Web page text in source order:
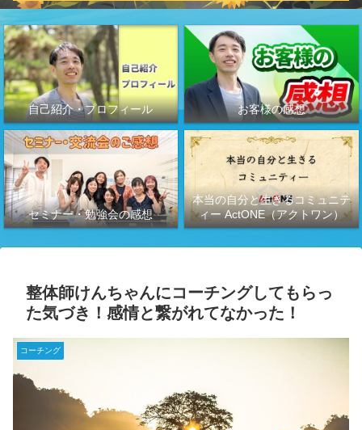
自己紹介・プロフィール お客様の感想
セミナー・勉強会の感想
本当の自分と生きるコミュニテ
ィー ActONE（アクトワン）
整体師けんちゃんにコーチングしてもらっ
た気づき！感情と繋がれてなかった！
コーチング